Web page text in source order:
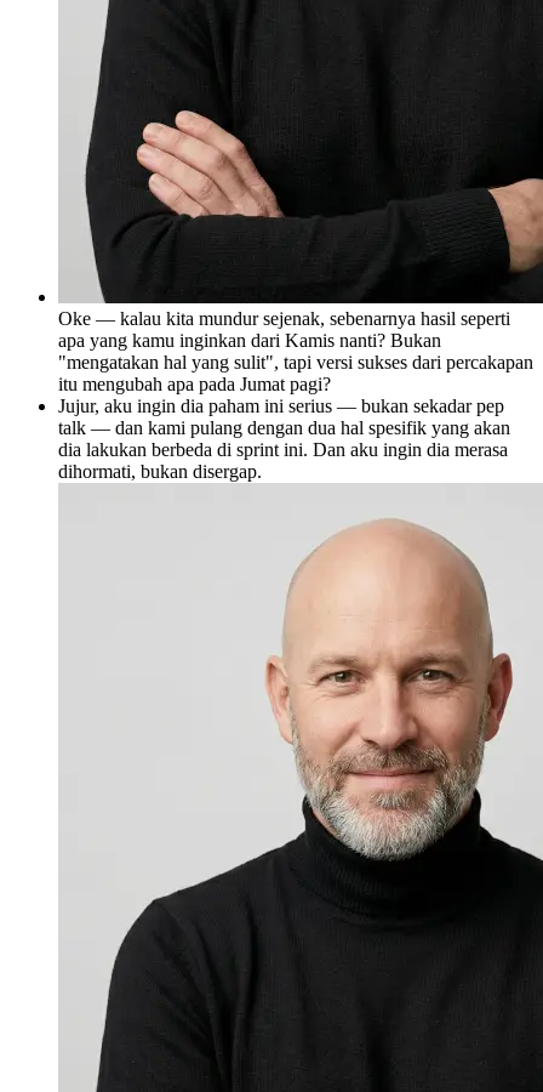
Oke — kalau kita mundur sejenak, sebenarnya hasil seperti
apa yang kamu inginkan dari Kamis nanti? Bukan
"mengatakan hal yang sulit", tapi versi sukses dari percakapan
itu mengubah apa pada Jumat pagi?
Jujur, aku ingin dia paham ini serius — bukan sekadar pep
talk — dan kami pulang dengan dua hal spesifik yang akan
dia lakukan berbeda di sprint ini. Dan aku ingin dia merasa
dihormati, bukan disergap.